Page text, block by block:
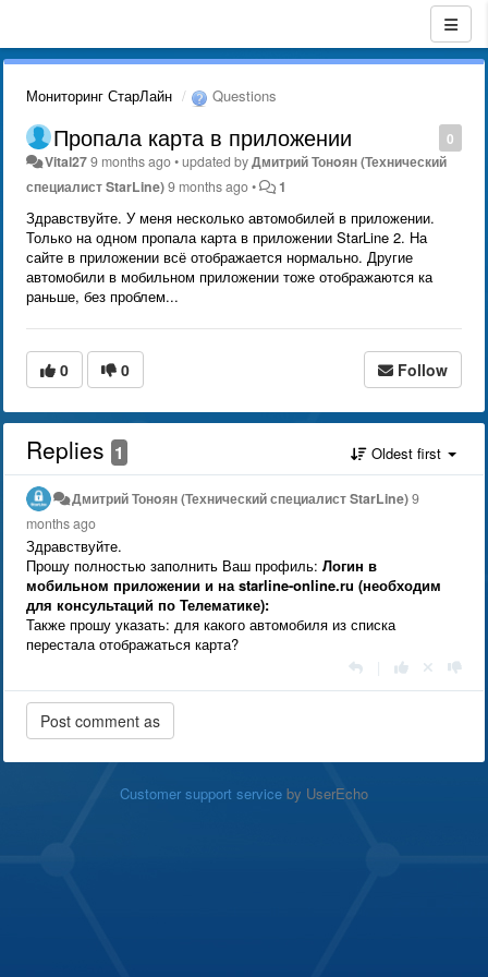
Мониторинг СтарЛайн Questions
0
Пропала карта в приложении
Vital279 months ago•updated byДмитрий Тонoян (Технический
специалист StarLine)9 months ago• 1
Здравствуйте. У меня несколько автомобилей в приложении.
Только на одном пропала карта в приложении StarLine 2. На
сайте в приложении всё отображается нормально. Другие
автомобили в мобильном приложении тоже отображаются ка
раньше, без проблем...
0 0 Follow
Replies 1 Oldest first
Дмитрий Тонoян (Технический специалист StarLine)9
months ago
Здравствуйте.
Прошу полностью заполнить Ваш профиль: Логин в
мобильном приложении и на starline-online.ru (необходим
для консультаций по Телематике):
Также прошу указать: для какого автомобиля из списка
перестала отображаться карта?
Customer support service by UserEcho